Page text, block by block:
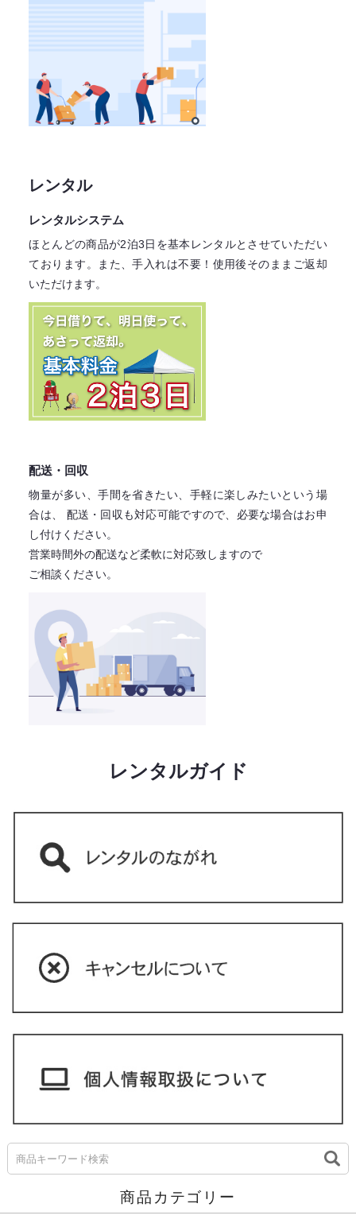
商品カテゴリー
レンタル
レンタルシステム
ほとんどの商品が2泊3日を基本レンタルとさせていただい
ております。
また、手入れは不要！ 使用後そのままご返却
いただけます。
配送・回収
物量が多い、手間を省きたい、手軽に楽しみたいという場
合は、
配送・回収も対応可能ですので、必要な場合はお申
し付けください。
営業時間外の配送など柔軟に対応致しますので
ご相談ください。
レンタルガイド